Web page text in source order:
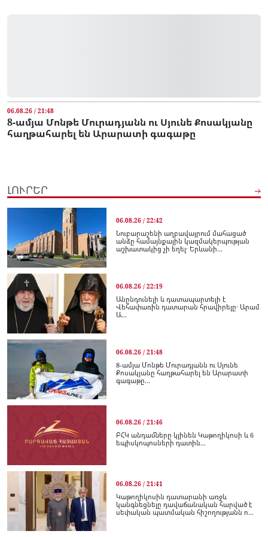
06.08.26 / 21:48
8-ամյա Մոնթե Մուրադյանն ու Սյունե Քոսակյանը
հաղթահարել են Արարատի գագաթը
ԼՈՒՐԵՐ
06.08.26 / 22:42
Նուբարաշենի աղբավայրում մահացած
անձը համայնքային կազմակերպության
աշխատակից չի եղել․ Երևանի...
06.08.26 / 22:19
Անընդունելի և դատապարտելի է
Վեհափառին դատարան հրավիրելը․ Արամ
Ա...
06.08.26 / 21:48
8-ամյա Մոնթե Մուրադյանն ու Սյունե
Քոսակյանը հաղթահարել են Արարատի
գագաթը...
06.08.26 / 21:46
ԲՀԿ անդամները կլինեն Կաթողիկոսի և 6
եպիսկոպոսների դատին...
06.08.26 / 21:41
Կաթողիկոսին դատարանի առջև
կանգնեցնելը դավաճանական հարված է
սեփական պատմական հիշողությանն ո...